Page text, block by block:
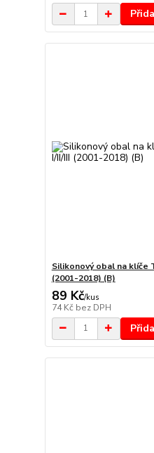
Silikonový obal na klíče
(2001-2018) (B)
89 Kč/kus
74 Kč bez DPH